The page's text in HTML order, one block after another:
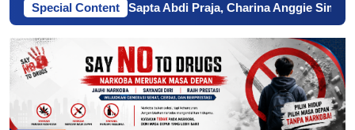
Special Content
Menuju Sapta Abdi Praja, Charina Anggie Simbolon